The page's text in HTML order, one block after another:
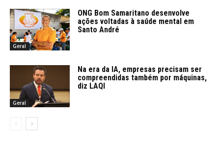
Geral
ONG Bom Samaritano desenvolve
ações voltadas à saúde mental em
Santo André
Geral
Na era da IA, empresas precisam ser
compreendidas também por máquinas,
diz LAQI